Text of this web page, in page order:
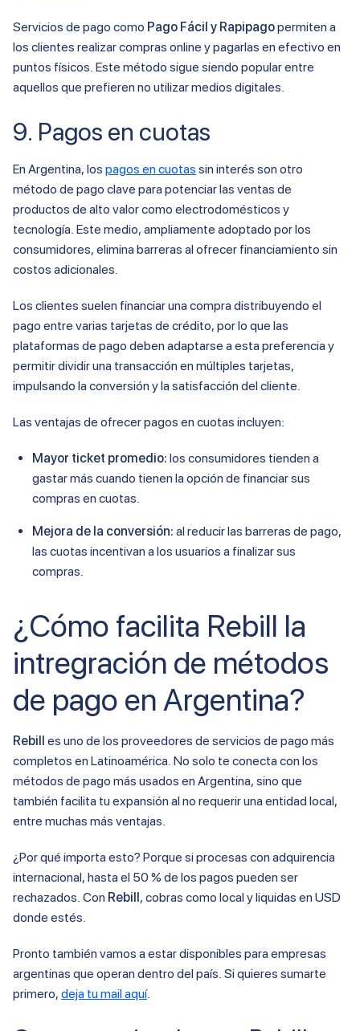
Servicios de pago como Pago Fácil y Rapipagopermiten a
los clientes realizar compras online y pagarlas en efectivo en
puntos físicos. Este método sigue siendo popular entre
aquellos que prefieren no utilizar medios digitales.
9. Pagos en cuotas
En Argentina, los pagos en cuotas sin interés son otro
método de pago clave para potenciar las ventas de
productos de alto valor como electrodomésticos y
tecnología. Este medio, ampliamente adoptado por los
consumidores, elimina barreras al ofrecer financiamiento sin
costos adicionales.
Los clientes suelen financiar una compra distribuyendo el
pago entre varias tarjetas de crédito, por lo que las
plataformas de pago deben adaptarse a esta preferencia y
permitir dividir una transacción en múltiples tarjetas,
impulsando la conversión y la satisfacción del cliente.
Las ventajas de ofrecer pagos en cuotas incluyen:
Mayor ticket promedio: los consumidores tienden a
gastar más cuando tienen la opción de financiar sus
compras en cuotas.
Mejora de la conversión: al reducir las barreras de pago,
las cuotas incentivan a los usuarios a finalizar sus
compras.
¿Cómo facilita Rebill la
intregración de métodos
de pago en Argentina?
Rebill es uno de los proveedores de servicios de pago más
completos en Latinoamérica. No solo te conecta con los
métodos de pago más usados en Argentina, sino que
también facilita tu expansión al no requerir una entidad local,
entre muchas más ventajas.
¿Por qué importa esto? Porque si procesas con adquirencia
internacional, hasta el 50 % de los pagos pueden ser
rechazados. Con Rebill , cobras como local y liquidas en USD
donde estés.
Pronto también vamos a estar disponibles para empresas
argentinas que operan dentro del país. Si quieres sumarte
primero, deja tu mail aquí.